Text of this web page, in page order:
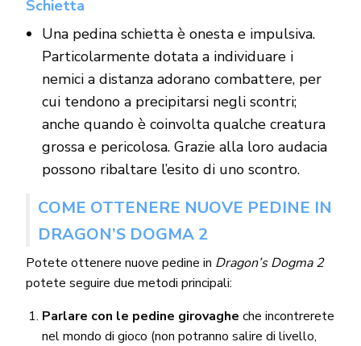
Schietta
Una pedina schietta è onesta e impulsiva.
Particolarmente dotata a individuare i
nemici a distanza adorano combattere, per
cui tendono a precipitarsi negli scontri;
anche quando è coinvolta qualche creatura
grossa e pericolosa. Grazie alla loro audacia
possono ribaltare l’esito di uno scontro.
COME OTTENERE NUOVE PEDINE IN
DRAGON’S DOGMA 2
Potete ottenere nuove pedine in Dragon’s Dogma 2
potete seguire due metodi principali:
Parlare con le pedine girovaghe che incontrerete
nel mondo di gioco (non potranno salire di livello,